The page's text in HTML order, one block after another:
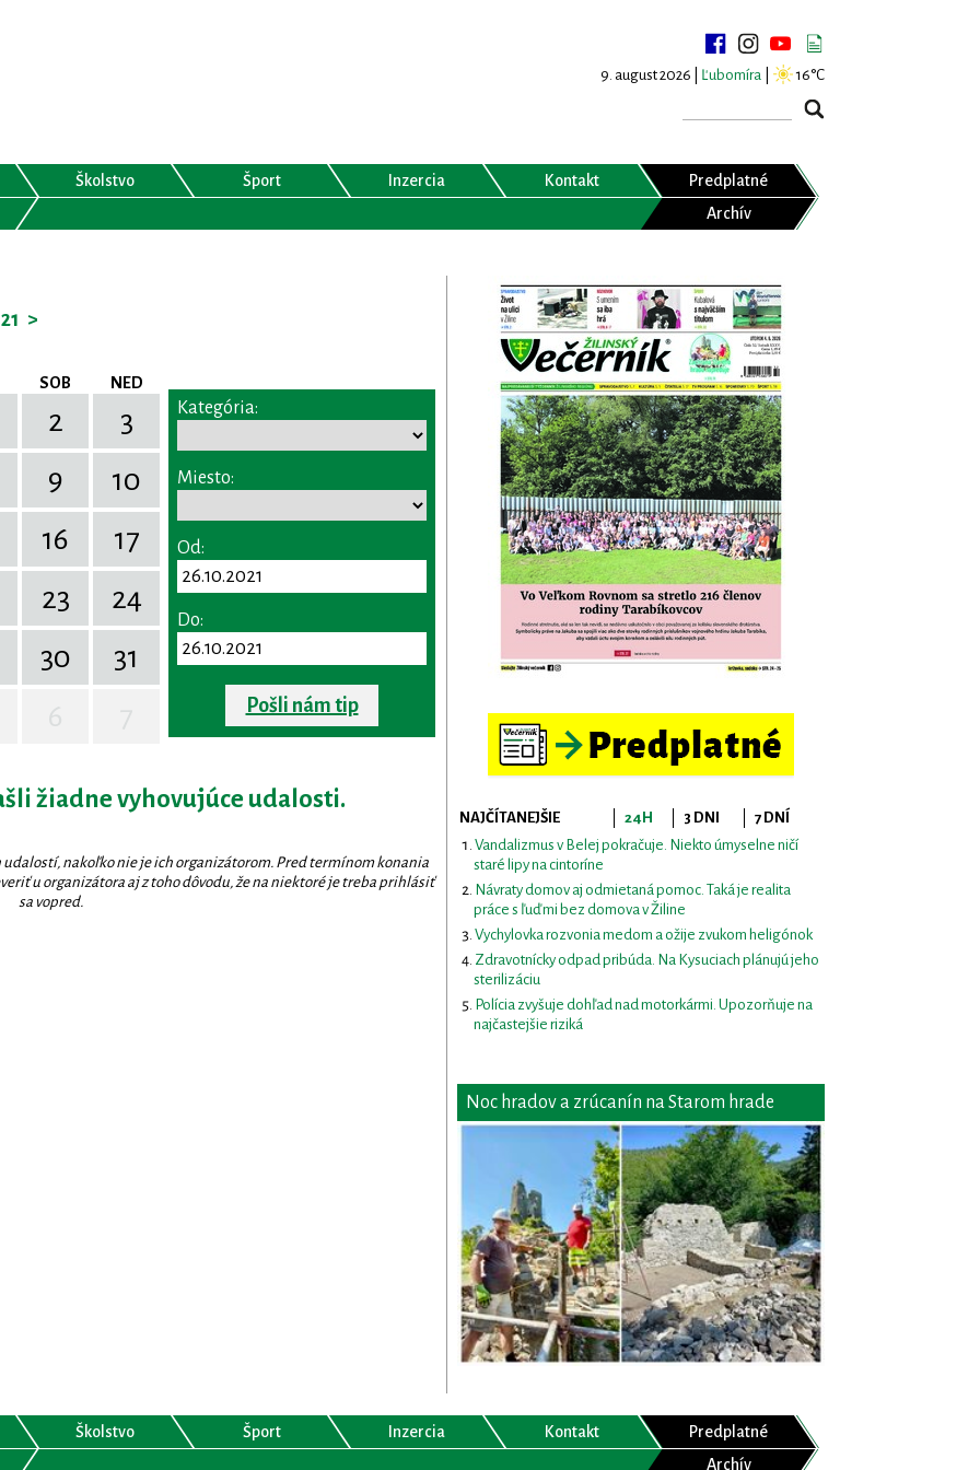
9. august 2026 | Ľubomíra 16°C
Školstvo Šport Inzercia Kontakt
Predplatné
Archív
>
SOB NED
2
3
9
10
16
17
23
24
30
31
Kategória:
Miesto:
Od:
Do:
Pošli nám tip
žiadne vyhovujúce udalosti.
nakoľko nie je ich organizátorom. Pred termínom konania
u organizátora aj z toho dôvodu, že na niektoré je treba prihlásiť
sa vopred.
NAJČÍTANEJŠIE 24H 3 DNI
7 DNÍ
Vandalizmus v Belej pokračuje. Niekto úmyselne ničí
staré lipy na cintoríne
Návraty domov aj odmietaná pomoc. Taká je realita
práce s ľuďmi bez domova v Žiline
Vychylovka rozvonia medom a ožije zvukom heligónok
Zdravotnícky odpad pribúda. Na Kysuciach plánujú jeho
sterilizáciu
Polícia zvyšuje dohľad nad motorkármi. Upozorňuje na
najčastejšie riziká
Noc hradov a zrúcanín na Starom hrade
Školstvo Šport Inzercia Kontakt
Predplatné
Archív